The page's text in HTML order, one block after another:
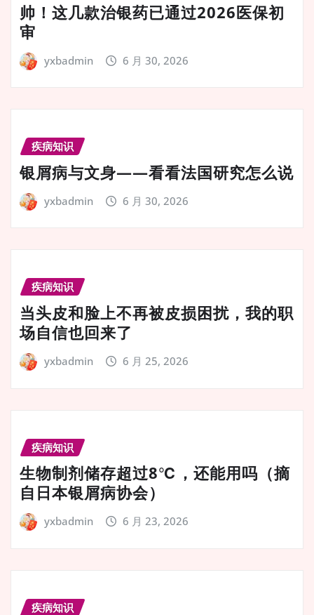
帅！这几款治银药已通过2026医保初
审
yxbadmin 6 月 30, 2026
疾病知识
银屑病与文身——看看法国研究怎么说
yxbadmin 6 月 30, 2026
疾病知识
当头皮和脸上不再被皮损困扰，我的职
场自信也回来了
yxbadmin 6 月 25, 2026
疾病知识
生物制剂储存超过8℃，还能用吗（摘
自日本银屑病协会）
yxbadmin 6 月 23, 2026
疾病知识